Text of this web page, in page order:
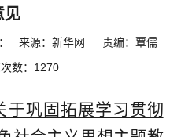
见
来源：新华网 责编：覃儒
数： 1270
于巩固拓展学习贯彻